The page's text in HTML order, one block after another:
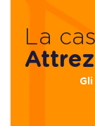
La